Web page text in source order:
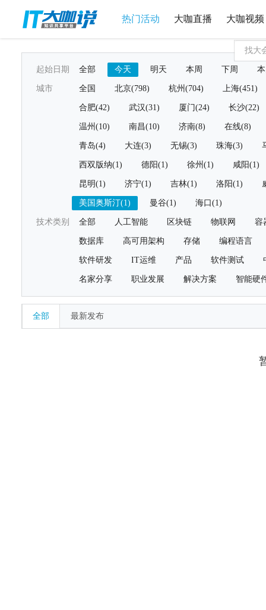
热门活动 大咖直播 大咖视频
起始日期 全部 今天 明天 本周 下周
城市 全国 北京(798) 杭州(704) 上海(451)
合肥(42) 武汉(31) 厦门(24) 长沙(22)
温州(10) 南昌(10) 济南(8) 在线(8)
青岛(4) 大连(3) 无锡(3) 珠海(3)
西双版纳(1) 德阳(1) 徐州(1) 咸阳(1)
昆明(1) 济宁(1) 吉林(1) 洛阳(1)
美国奥斯汀(1) 曼谷(1) 海口(1)
技术类别 全部 人工智能 区块链 物联网 容
数据库 高可用架构 存储 编程语言
软件研发 IT运维 产品 软件测试
名家分享 职业发展 解决方案 智能硬
全部 最新发布